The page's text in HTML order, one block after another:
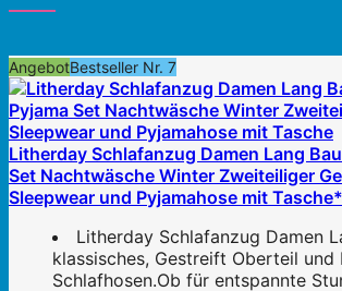
AngebotBestseller Nr. 7
Litherday Schlafanzug Damen Lang
Set Nachtwäsche Winter Zweiteiliger
Sleepwear und Pyjamahose mit Tasche*
Litherday Schlafanzug Damen
klassisches, Gestreift Oberteil und
Schlafhosen.Ob für entspannte